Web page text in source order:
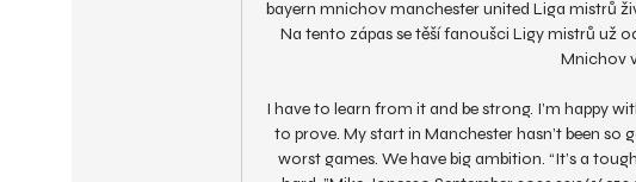
bayern mnichov manchester united Liga mistrů
Na tento zápas se těší fanoušci Ligy mistrů už
Mnichov
I have to learn from it and be strong. I’m happy
to prove. My start in Manchester hasn’t been
worst games. We have big ambition. “It’s a